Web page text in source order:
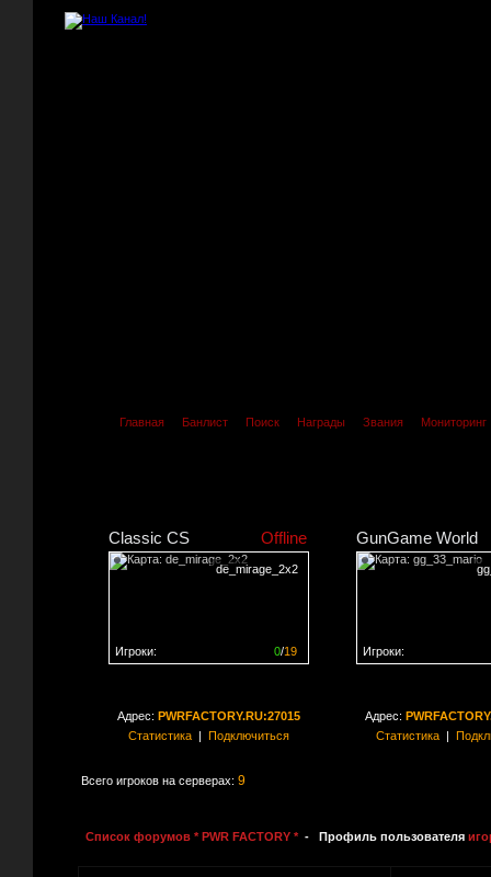
Главная Банлист Поиск Награды Звания Мониторинг
Classic CS Offline
de_mirage_2x2
0/19
Игроки:
GunGame World
Игроки:
Адрес: PWRFACTORY.RU:27015
Статистика| Подключиться
Адрес:
Статистика|
Всего игроков на серверах: 9
Список форумов * PWR FACTORY * - Профиль пользователя